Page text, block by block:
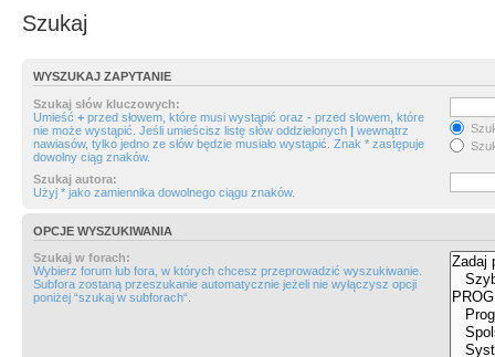
Szukaj
WYSZUKAJ ZAPYTANIE
Szukaj słów kluczowych:
Umieść + przed słowem, które musi wystąpić oraz - przed słowem, które
nie może wystąpić. Jeśli umieścisz listę słów oddzielonych | wewnątrz
nawiasów, tylko jedno ze słów będzie musiało wystąpić. Znak * zastępuje
dowolny ciąg znaków.
Szukaj autora:
Użyj * jako zamiennika dowolnego ciągu znaków.
OPCJE WYSZUKIWANIA
Szukaj w forach:
Wybierz forum lub fora, w których chcesz przeprowadzić wyszukiwanie.
Subfora zostaną przeszukanie automatycznie jeżeli nie wyłączysz opcji
poniżej “szukaj w subforach“.